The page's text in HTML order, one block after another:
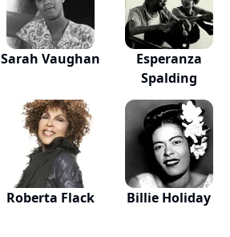
Sarah Vaughan
Esperanza
Spalding
Roberta Flack Billie Holiday